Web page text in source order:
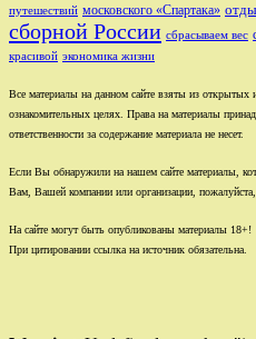
путешествий московского «Спартака»
сборной России сбрасываем вес
красивой экономика жизни
Все материалы на данном сайте взяты из открытых
ознакомительных целях. Права на материалы
ответственности за содержание материала не несет.
Если Вы обнаружили на нашем сайте материалы,
Вам, Вашей компании или организации,
На сайте могут быть опубликованы материалы 18+!
При цитировании ссылка на источник обязательна.